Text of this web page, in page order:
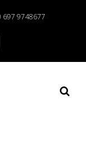
697 9748677